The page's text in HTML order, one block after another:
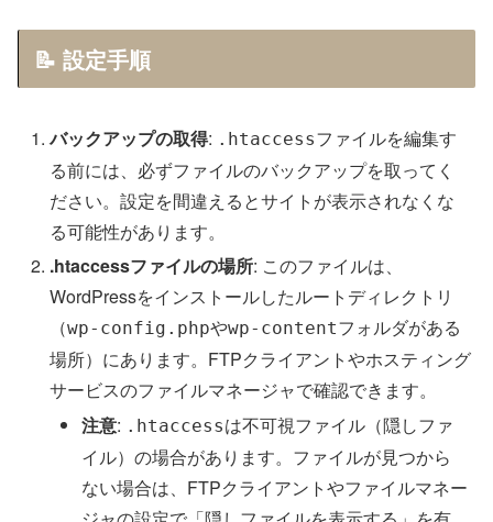
📝 設定手順
バックアップの取得: .htaccessファイルを編集す
る前には、必ずファイルのバックアップを取ってく
ださい。設定を間違えるとサイトが表示されなくな
る可能性があります。
.htaccessファイルの場所: このファイルは、
WordPressをインストールしたルートディレクトリ
（wp-config.phpやwp-contentフォルダがある
場所）にあります。FTPクライアントやホスティング
サービスのファイルマネージャで確認できます。
注意: .htaccessは不可視ファイル（隠しファ
イル）の場合があります。ファイルが見つから
ない場合は、FTPクライアントやファイルマネー